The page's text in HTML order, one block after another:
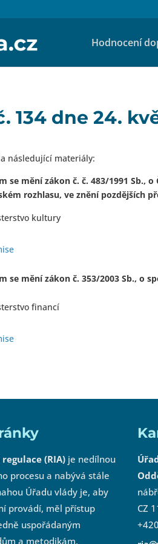
Hodnocení
134 dne 24.
následující materiály:
se mění zákon č. č. 483/1991 Sb.,
rozhlasu, ve znění pozdějších
kultury
se mění zákon č. 353/2003 Sb., o
financí
(RIA) je nedílnou
procesu a nabývá stále
Úřadu vlády je, aby
provádí, měl přístup
uspořádaným
a metodikám.
CZ